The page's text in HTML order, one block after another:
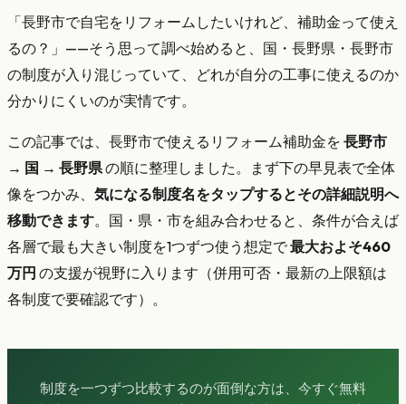
「長野市で自宅をリフォームしたいけれど、補助金って使え
るの？」——そう思って調べ始めると、国・長野県・長野市
の制度が入り混じっていて、どれが自分の工事に使えるのか
分かりにくいのが実情です。
この記事では、長野市で使えるリフォーム補助金を 長野市
→ 国 → 長野県の順に整理しました。まず下の早見表で全体
像をつかみ、 気になる制度名をタップするとその詳細説明へ
移動できます。国・県・市を組み合わせると、条件が合えば
各層で最も大きい制度を1つずつ使う想定で最大およそ460
万円 の支援が視野に入ります（併用可否・最新の上限額は
各制度で要確認です）。
制度を一つずつ比較するのが面倒な方は、今すぐ無料